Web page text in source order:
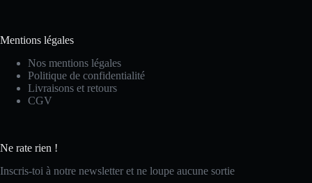
Mentions légales
Nos mentions légales
Politique de confidentialité
Livraisons et retours
CGV
Ne rate rien !
Inscris-toi à notre newsletter et ne loupe aucune sortie